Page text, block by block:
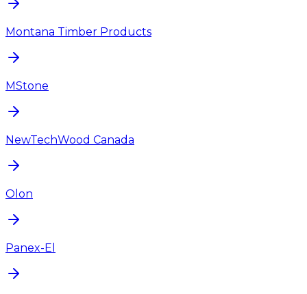
Montana Timber Products
MStone
NewTechWood Canada
Olon
Panex-El